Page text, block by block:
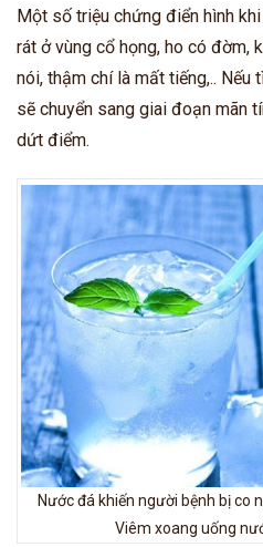
Một số triệu chứng điển hình
rát ở vùng cổ họng, ho có đờm,
nói, thậm chí là mất tiếng,.. Nếu
sẽ chuyển sang giai đoạn mãn
dứt điểm.
Nước đá khiến người bệnh bị co
Viêm xoang uống